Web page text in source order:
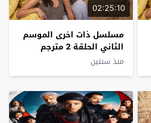
02:25:10
مسلسل ذات اخرى الموسم
الثاني الحلقة 2 مترجم
منذ سنتين